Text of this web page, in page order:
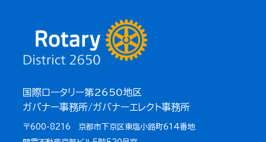
国際ロータリー第2650地区
ガバナー事務所/ガバナーエレクト事務所
〒600-8216 京都市下京区東塩小路町614番地